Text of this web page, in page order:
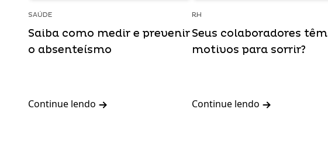
SAÚDE
Saiba como medir e prevenir
o absenteísmo
Continue lendo
RH
Seus colaboradores têm
motivos para sorrir?
Continue lendo